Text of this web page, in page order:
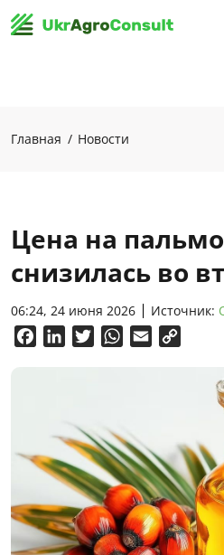
Главная Новости
Цена на
снизилась во
06:24, 24 июня 2026 Источник:
FacebookLinkedInTwitterWhatsApp
Email